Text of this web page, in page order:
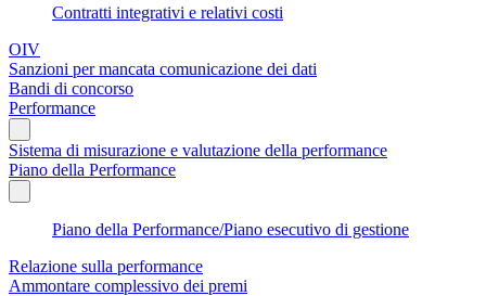
Contratti integrativi e relativi costi
OIV
Sanzioni per mancata comunicazione dei dati
Bandi di concorso
Performance
Sistema di misurazione e valutazione della performance
Piano della Performance
Piano della Performance/Piano esecutivo di gestione
Relazione sulla performance
Ammontare complessivo dei premi